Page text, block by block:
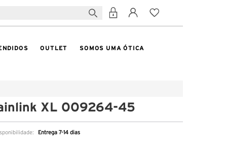
OUTLET SOMOS UMA ÓTICA
XL OO9264-45
Entrega 7-14 dias